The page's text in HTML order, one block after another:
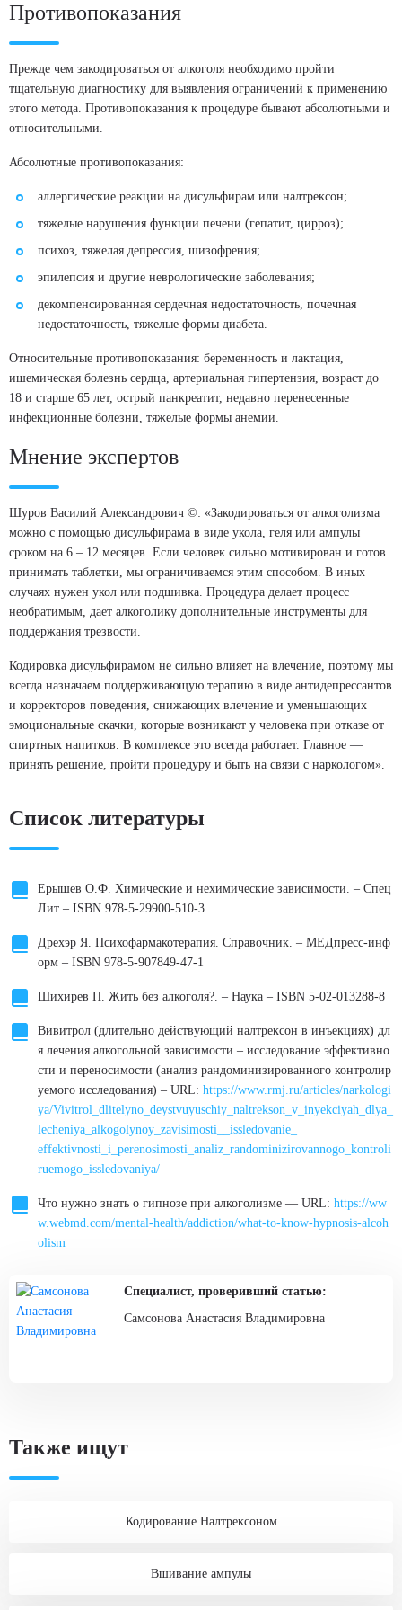
Противопоказания
Прежде чем закодироваться от алкоголя необходимо пройти
тщательную диагностику для выявления ограничений к применению
этого метода. Противопоказания к процедуре бывают абсолютными и
относительными.
Абсолютные противопоказания:
аллергические реакции на дисульфирам или налтрексон;
тяжелые нарушения функции печени (гепатит, цирроз);
психоз, тяжелая депрессия, шизофрения;
эпилепсия и другие неврологические заболевания;
декомпенсированная сердечная недостаточность, почечная
недостаточность, тяжелые формы диабета.
Относительные противопоказания: беременность и лактация,
ишемическая болезнь сердца, артериальная гипертензия, возраст до
18 и старше 65 лет, острый панкреатит, недавно перенесенные
инфекционные болезни, тяжелые формы анемии.
Мнение экспертов
Шуров Василий Александрович ©: «Закодироваться от алкоголизма
можно с помощью дисульфирама в виде укола, геля или ампулы
сроком на 6 – 12 месяцев. Если человек сильно мотивирован и готов
принимать таблетки, мы ограничиваемся этим способом. В иных
случаях нужен укол или подшивка. Процедура делает процесс
необратимым, дает алкоголику дополнительные инструменты для
поддержания трезвости.
Кодировка дисульфирамом не сильно влияет на влечение, поэтому мы
всегда назначаем поддерживающую терапию в виде антидепрессантов
и корректоров поведения, снижающих влечение и уменьшающих
эмоциональные скачки, которые возникают у человека при отказе от
спиртных напитков. В комплексе это всегда работает. Главное —
принять решение, пройти процедуру и быть на связи с наркологом».
Список литературы
Ерышев О.Ф. Химические и нехимические зависимости. – Спец
Лит – ISBN 978-5-29900-510-3
Дрехэр Я. Психофармакотерапия. Справочник. – МЕДпресс-инф
орм – ISBN 978-5-907849-47-1
Шихирев П. Жить без алкоголя?. – Наука – ISBN 5-02-013288-8
Вивитрол (длительно действующий налтрексон в инъекциях) дл
я лечения алкогольной зависимости – исследование эффективно
сти и переносимости (анализ рандоминизированного контролир
уемого исследования) – URL: https://www.rmj.ru/articles/narkologi
ya/Vivitrol_dlitelyno_deystvuyuschiy_naltrekson_v_inyekciyah_dlya_
lecheniya_alkogolynoy_zavisimosti__issledovanie_
effektivnosti_i_perenosimosti_analiz_randominizirovannogo_kontroli
ruemogo_issledovaniya/
Что нужно знать о гипнозе при алкоголизме — URL: https://ww
w.webmd.com/mental-health/addiction/what-to-know-hypnosis-alcoh
olism
Специалист, проверивший статью:
Самсонова Анастасия Владимировна
Также ищут
Кодирование Налтрексоном
Вшивание ампулы